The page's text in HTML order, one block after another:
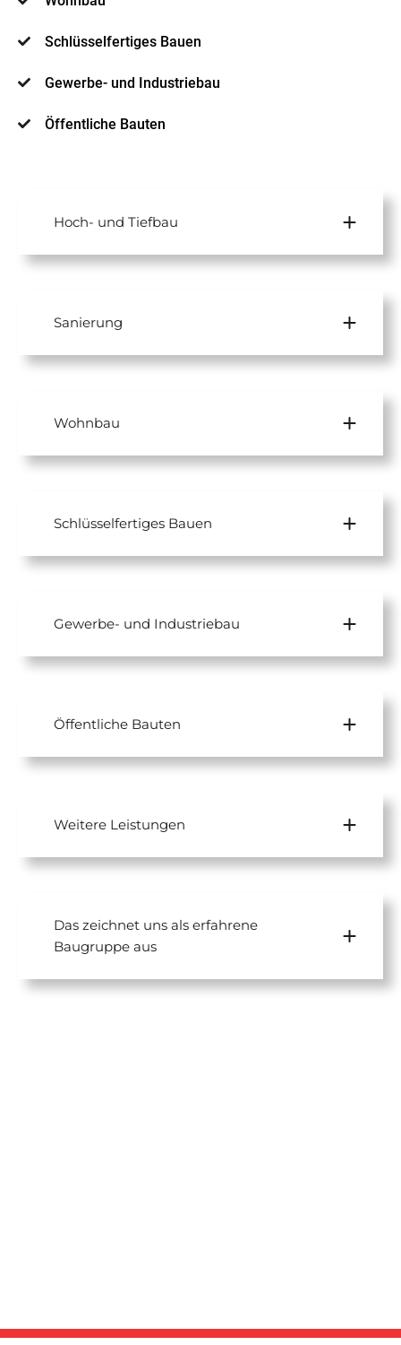
Schlüsselfertiges Bauen
Gewerbe- und Industriebau
Öffentliche Bauten
Hoch- und Tiefbau
Sanierung
Wohnbau
Schlüsselfertiges Bauen
Gewerbe- und Industriebau
Öffentliche Bauten
Weitere Leistungen
Das zeichnet uns als erfahrene
Baugruppe aus